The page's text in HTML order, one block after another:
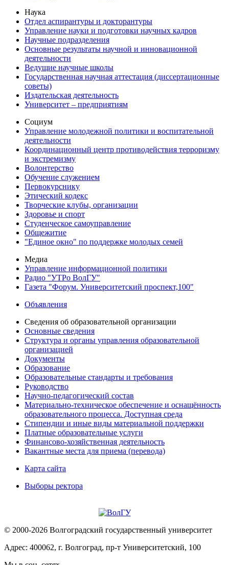
Наука
Отдел аспирантуры и докторантуры
Управление науки и подготовки научных кадров
Научные подразделения
Основные результаты научной и инновационной
деятельности
Ведущие научные школы
Государственная научная аттестация (диссертационные
советы)
Издательская деятельность
Университет – предприятиям
Социум
Управление молодежной политики и воспитательной
деятельности
Координационный центр противодействия терроризму
и экстремизму
Волонтерство
Обучение служением
Первокурснику
Этический кодекс
Творческие клубы, организации
Здоровье и спорт
Студенческое самоуправление
Общежитие
"Единое окно" по поддержке молодых семей
Медиа
Управление информационной политики
Радио "УТРо ВолГУ"
Газета "Форум. Университетский проспект,100"
Объявления
Сведения об образовательной организации
Основные сведения
Структура и органы управления образовательной
организацией
Документы
Образование
Образовательные стандарты и требования
Руководство
Научно-педагогический состав
Материально-техническое обеспечение и оснащённость
образовательного процесса. Доступная среда
Стипендии и иные виды материальной поддержки
Платные образовательные услуги
Финансово-хозяйственная деятельность
Вакантные места для приема (перевода)
Карта сайта
Выборы ректора
© 2000-2026 Волгоградский государственный университет
Адрес: 400062, г. Волгоград, пр-т Университетский, 100